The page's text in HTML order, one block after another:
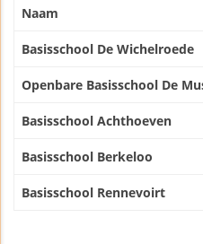
Naam
Basisschool De Wichelroede
Openbare Basisschool De
Basisschool Achthoeven
Basisschool Berkeloo
Basisschool Rennevoirt